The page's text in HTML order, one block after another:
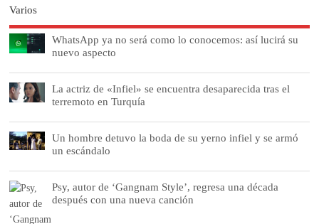
Varios
WhatsApp ya no será como lo conocemos: así lucirá su
nuevo aspecto
La actriz de «Infiel» se encuentra desaparecida tras el
terremoto en Turquía
Un hombre detuvo la boda de su yerno infiel y se armó
un escándalo
Psy, autor de ‘Gangnam Style’, regresa una década
después con una nueva canción